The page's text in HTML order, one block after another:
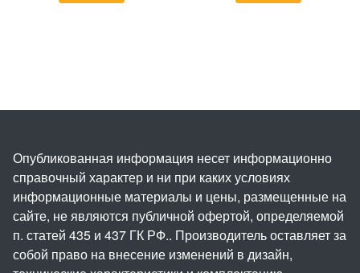
Опубликованная информация несет информационно
справочный характер и ни при каких условиях
информационные материалы и цены, размещенные на
сайте, не являются публичной офертой, определяемой
п. статей 435 и 437 ГК РФ.. Производитель оставляет за
собой право на внесение изменений в дизайн,